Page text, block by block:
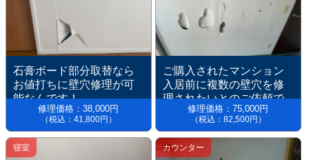
修理価格：38,000円
（税込：41,800円）
石膏ボード部分取替なら
お値打ちに壁穴修理が可
能なんです！
修理価格：75,000円
（税込：82,500円）
ご購入されたマンション
入居前に複数の壁穴を修
理されたいとのご依頼で
寝室 カウンター